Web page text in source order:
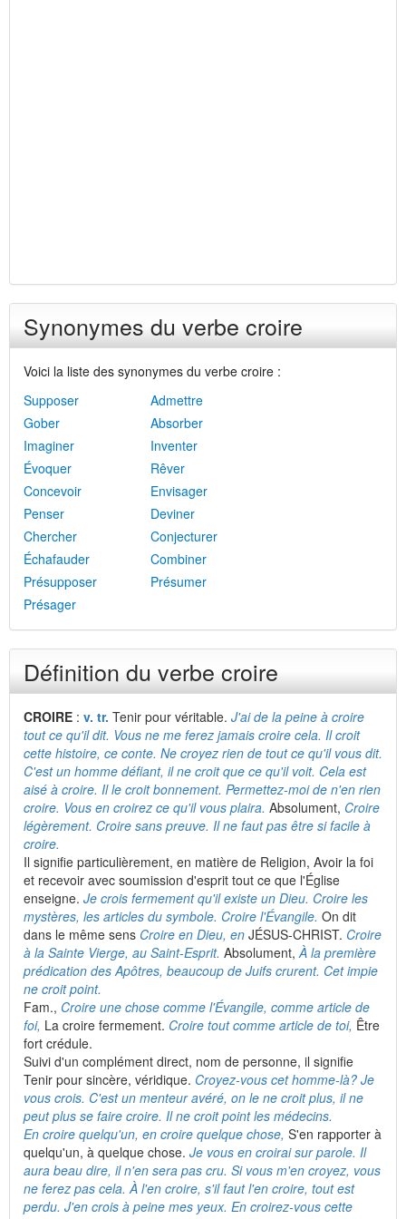
Synonymes du verbe croire
Voici la liste des synonymes du verbe croire :
Supposer
Admettre
Gober
Absorber
Imaginer
Inventer
Évoquer
Rêver
Concevoir
Envisager
Penser
Deviner
Chercher
Conjecturer
Échafauder
Combiner
Présupposer
Présumer
Présager
Définition du verbe croire
CROIRE : v. tr. Tenir pour véritable. J'ai de la peine à croire
tout ce qu'il dit. Vous ne me ferez jamais croire cela. Il croit
cette histoire, ce conte. Ne croyez rien de tout ce qu'il vous dit.
C'est un homme défiant, il ne croit que ce qu'il voit. Cela est
aisé à croire. Il le croit bonnement. Permettez-moi de n'en rien
croire. Vous en croirez ce qu'il vous plaira. Absolument, Croire
légèrement. Croire sans preuve. Il ne faut pas être si facile à
croire.
Il signifie particulièrement, en matière de Religion, Avoir la foi
et recevoir avec soumission d'esprit tout ce que l'Église
enseigne. Je crois fermement qu'il existe un Dieu. Croire les
mystères, les articles du symbole. Croire l'Évangile. On dit
dans le même sens Croire en Dieu, en JÉSUS-CHRIST. Croire
à la Sainte Vierge, au Saint-Esprit. Absolument,À la première
prédication des Apôtres, beaucoup de Juifs crurent. Cet impie
ne croit point.
Fam., Croire une chose comme l'Évangile, comme article de
foi, La croire fermement. Croire tout comme article de toi, Être
fort crédule.
Suivi d'un complément direct, nom de personne, il signifie
Tenir pour sincère, véridique. Croyez-vous cet homme-là? Je
vous crois. C'est un menteur avéré, on le ne croit plus, il ne
peut plus se faire croire. Il ne croit point les médecins.
En croire quelqu'un, en croire quelque chose, S'en rapporter à
quelqu'un, à quelque chose. Je vous en croirai sur parole. Il
aura beau dire, il n'en sera pas cru. Si vous m'en croyez, vous
ne ferez pas cela. À l'en croire, s'il faut l'en croire, tout est
perdu. J'en crois à peine mes yeux. En croirez-vous cette